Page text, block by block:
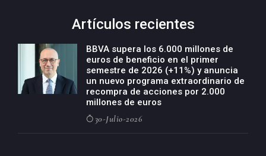
Artículos recientes
BBVA supera los 6.000 millones de
euros de beneficio en el primer
semestre de 2026 (+11%) y anuncia
un nuevo programa extraordinario de
recompra de acciones por 2.000
millones de euros
30-Julio-2026